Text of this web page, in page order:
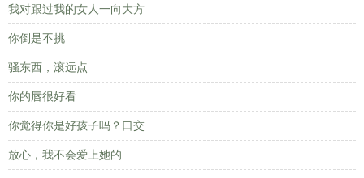
我对跟过我的女人一向大方
你倒是不挑
骚东西，滚远点
你的唇很好看
你觉得你是好孩子吗？口交
放心，我不会爱上她的